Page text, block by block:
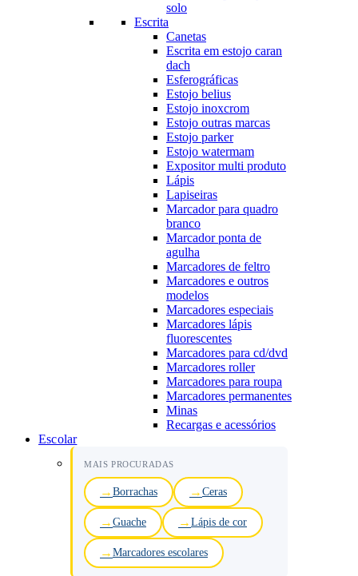
solo
Escrita
Canetas
Escrita em estojo caran
dach
Esferográficas
Estojo belius
Estojo inoxcrom
Estojo outras marcas
Estojo parker
Estojo watermam
Expositor multi produto
Lápis
Lapiseiras
Marcador para quadro
branco
Marcador ponta de
agulha
Marcadores de feltro
Marcadores e outros
modelos
Marcadores especiais
Marcadores lápis
fluorescentes
Marcadores para cd/dvd
Marcadores roller
Marcadores para roupa
Marcadores permanentes
Minas
Recargas e acessórios
Escolar
MAIS PROCURADAS
Borrachas Ceras
Guache Lápis de cor
Marcadores escolares